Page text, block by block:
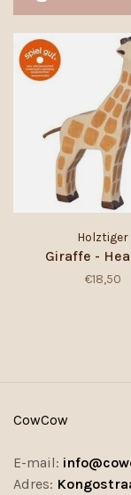
Holztiger
Giraffe -
€18,50
CowCow
E-mail:
Adres: